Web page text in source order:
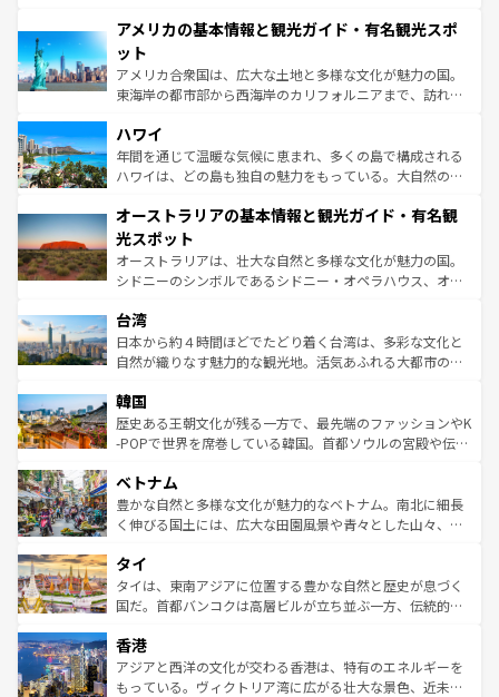
ンツ一覧を参照してほしい。
の建物がそのまま残る町や、スイスならではのユニークな
博物館もあり、アルプス観光だけでなく町歩きも満喫する
ことができる。国民の所得が高いため物価も高いが、旅行
者向けの交通パス提供のサービスもあり、うまく活用すれ
着のスイス情報は
アメリカの基本情報と観光ガイド・有名観光スポ
ット
アメリカ合衆国は、広大な土地と多様な文化が魅力の国。
東海岸の都市部から西海岸のカリフォルニアまで、訪れる
のような巨大都市は、観光、ショッピング、エンターテイ
ンメントが詰まった刺激的なスポットだ。一方、アメリカ
西部には大自然が広がり、グランドキャニオンやイエロー
部のニューオーリンズでは、音楽と美食が融合した独特の
文化が魅力。旅行者はアメリカの各地域で異なる魅力を楽
しみながら、その多様性と豊かな歴史を感じることができ
るだろう。車でのロードトリップや列車の旅も、アメリカ
情報は
ハワイ
年間を通じて温暖な気候に恵まれ、多くの島で構成される
ハワイは、どの島も独自の魅力をもっている。大自然の神
ワイ島は見逃せない。また、定番の観光地といえばオアフ
島だが、静かな自然を求めるならマウイ島やカウアイ島が
おすすめ。エメラルドグリーンに輝く海をはじめ、豊かな
文化や歴史が息づいている。「アロハスピリット」と呼ば
人々、おいしいローカルフードやハワイアンミュージッ
ク、伝統的なフラダンスなど、すべてがハワイの魅力を彩
っている。訪れるたびに新しい発見と感動が待っているハ
はコンテンツ一覧
オーストラリアの基本情報と観光ガイド・有名観
光スポット
オーストラリアは、壮大な自然と多様な文化が魅力の国。
シドニーのシンボルであるシドニー・オペラハウス、オー
リアリーフや大陸中央部にそびえるウルル（エアーズロッ
ク）、タスマニアの美しい原生林やケアンズの熱帯雨林な
ど、見どころがたくさん。また、カフェやワイン、オージ
いる。アクティビティも充実しており、サーフィンやダイ
ビング、ハイキングなど、アウトドア好きにはたまらな
い。オーストラリアの多彩な魅力を存分に味わいつくそ
参照してほしい。
台湾
日本から約４時間ほどでたどり着く台湾は、多彩な文化と
自然が織りなす魅力的な観光地。活気あふれる大都市の台
ン）、静ひつな山岳地帯である台湾東部など、都市の喧騒
と山間の静けさが共存しており、訪れる人に新しい発見と
驚きをもたらしてくれる。また、奥深い台湾の食文化も魅
容にもいいと評判のスイーツなど、バラエティ豊かな料理
が味わえる。 なお、新着の台湾情報は コンテンツ一覧を参
照してほしい。
韓国
歴史ある王朝文化が残る一方で、最先端のファッションやK
-POPで世界を席巻している韓国。首都ソウルの宮殿や伝統
き、地方に足を延ばせば四季折々の自然美を楽しむことが
できる。そして、キムチや焼肉、絶品のストリートフード
まで、さまざまな韓国料理が待っている。夜には、韓国な
リティに包まれながら、韓国の多彩な魅力を心ゆくまで味
わってみてほしい。 なお、新着の韓国情報はコンテンツ一
覧を参照してほしい。
ベトナム
豊かな自然と多様な文化が魅力的なベトナム。南北に細長
く伸びる国土には、広大な田園風景や青々とした山々、世
急速な発展と共に伝統が息づく。ハノイの古い町並みやホ
ーチミン市のフランス統治時代の建物も、独特の雰囲気を
醸し出している。また、バラエティの豊かさとおいしさで
とつ。フォーやバインミー、ベトナムコーヒーなどは、ぜ
ひ現地で味わいたい。どの地域を訪れてもあたたかい人々
が旅行者を迎えてくれるので、きっと忘れられない旅にな
タイ
タイは、東南アジアに位置する豊かな自然と歴史が息づく
国だ。首都バンコクは高層ビルが立ち並ぶ一方、伝統的な
の活気が交差している。北部ではチェンマイなどの山岳地
帯で自然と触れ合い、南部ではプーケットやクラビの美し
いビーチでリゾート気分を楽しむことができる。タイ料理
香港
アジアと西洋の文化が交わる香港は、特有のエネルギーを
もっている。ヴィクトリア湾に広がる壮大な景色、近未来